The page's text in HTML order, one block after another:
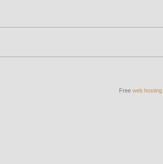
Free web hosting